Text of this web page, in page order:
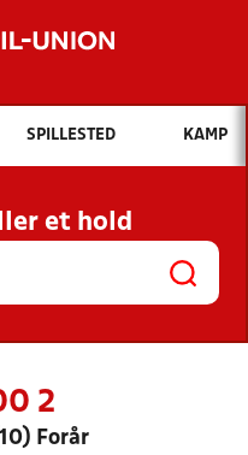
Hvad vil du søge efter?
OG NYHEDER
KLUBBER OG
SPILLESTED KAMP
et hold
2
Forår